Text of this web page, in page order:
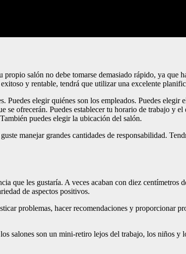
salón no debe tomarse demasiado rápido, ya que
y rentable, tendrá que utilizar una excelente
elegir quiénes son los empleados. Puedes
ofrecerán. Puedes establecer tu horario de trabajo y
puedes elegir la ubicación del salón.
manejar grandes cantidades de responsabilidad.
que les gustaría. A veces acaban con diez centímetros
de aspectos positivos.
problemas, hacer recomendaciones y proporcionar
salones son un mini-retiro lejos del trabajo, los niños y